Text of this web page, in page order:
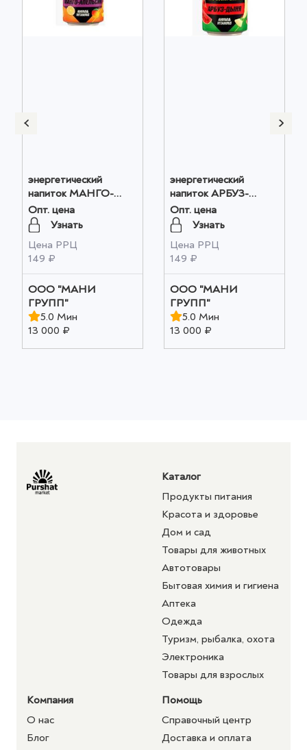
энергетический
напиток МАНГО-
АПЕЛЬСИН 500 МЛ
оптом
Опт. цена
Узнать
Цена РРЦ
149 ₽
ООО "МАНИ
ГРУПП"
5.0 Мин
13 000 ₽
энергетический
напиток АРБУЗ-
ДЫНЯ 500 МЛ оптом
Опт. цена
Узнать
Цена РРЦ
149 ₽
ООО "МАНИ
ГРУПП"
5.0 Мин
13 000 ₽
Каталог
Продукты питания
Красота и здоровье
Дом и сад
Товары для животных
Автотовары
Бытовая химия и гигиена
Аптека
Одежда
Туризм, рыбалка, охота
Электроника
Товары для взрослых
Компания
О нас
Блог
Помощь
Справочный центр
Доставка и оплата